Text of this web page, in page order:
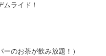
ライド！
のお茶が飲み放題！）